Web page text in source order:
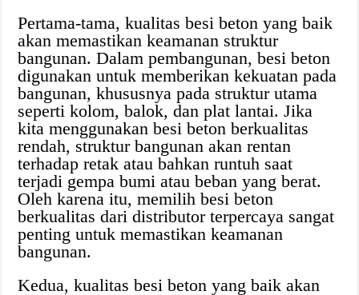
Pertama-tama, kualitas besi beton yang baik
akan memastikan keamanan struktur
bangunan. Dalam pembangunan, besi beton
digunakan untuk memberikan kekuatan pada
bangunan, khususnya pada struktur utama
seperti kolom, balok, dan plat lantai. Jika
kita menggunakan besi beton berkualitas
rendah, struktur bangunan akan rentan
terhadap retak atau bahkan runtuh saat
terjadi gempa bumi atau beban yang berat.
Oleh karena itu, memilih besi beton
berkualitas dari distributor terpercaya sangat
penting untuk memastikan keamanan
bangunan.
Kedua, kualitas besi beton yang baik akan